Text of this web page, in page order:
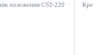
положения CST-220